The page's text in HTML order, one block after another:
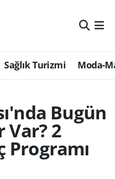
Sağlık Turizmi Moda-
Bugün
Var? 2
Programı
Durumu ve Fikstür